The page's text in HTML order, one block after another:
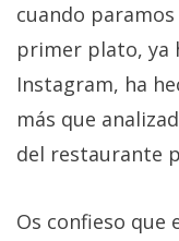
cuando
primer plato, ya
Instagram, ha
más que
del restaurante
Os confieso que